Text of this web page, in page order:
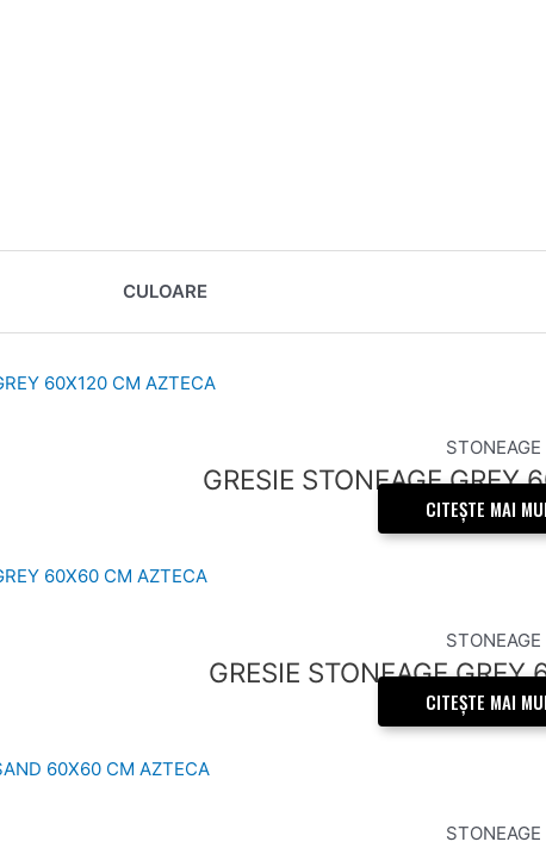
CULOARE
STONEAGE
GRESIE STONEAGE GREY
CITEȘTE MAI
STONEAGE
GRESIE STONEAGE
CITEȘTE MAI
STONEAGE